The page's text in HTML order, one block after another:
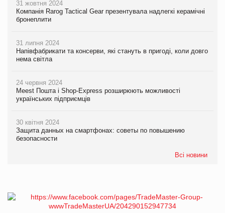
31 жовтня 2024
Компанія Rarog Tactical Gear презентувала надлегкі керамічні
бронеплити
31 липня 2024
Напівфабрикати та консерви, які стануть в пригоді, коли довго
нема світла
24 червня 2024
Meest Пошта і Shop-Express розширюють можливості
українських підприємців
30 квітня 2024
Защита данных на смартфонах: советы по повышению
безопасности
Всі новини